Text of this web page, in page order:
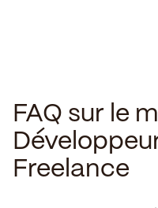
FAQ sur le
Freelance